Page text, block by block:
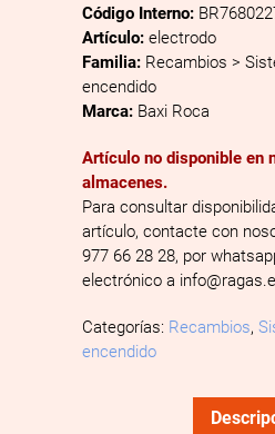
Código Interno:
Artículo: electrodo
Familia: Recambios >
encendido
Marca: Baxi Roca
Artículo no disponible en
almacenes.
Para consultar
artículo, contacte con
977 66 28 28, por
electrónico a
Categorías: Recambios,
encendido